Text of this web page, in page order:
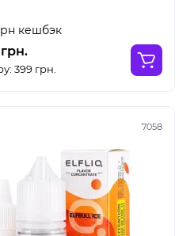
кешбэк
399 грн.
7058